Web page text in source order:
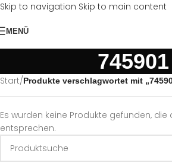
Skip to navigation Skip to main content
MENÜ
745901
Start/Produkte verschlagwortet mit
Es wurden keine Produkte gefunden, die
entsprechen.